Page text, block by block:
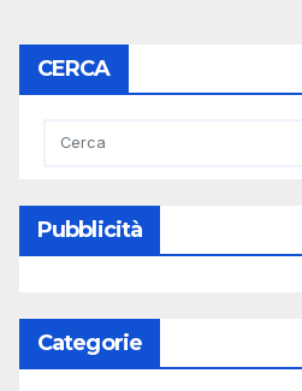
CERCA
Pubblicità
Categorie